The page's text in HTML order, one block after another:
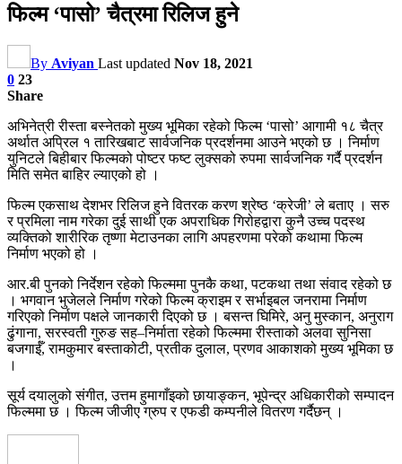
फिल्म ‘पासो’ चैत्रमा रिलिज हुने
By Aviyan Last updated Nov 18, 2021
0 23
Share
अभिनेत्री रीस्ता बस्नेतको मुख्य भूमिका रहेको फिल्म ‘पासो’ आगामी १८ चैत्र
अर्थात अप्रिल १ तारिखबाट सार्वजनिक प्रदर्शनमा आउने भएको छ । निर्माण
युनिटले बिहीबार फिल्मको पोष्टर फष्ट लुक्सको रुपमा सार्वजनिक गर्दै प्रदर्शन
मिति समेत बाहिर ल्याएको हो ।
फिल्म एकसाथ देशभर रिलिज हुने वितरक करण श्रेष्ठ ‘क्रेजी’ ले बताए । सरु
र प्रमिला नाम गरेका दुई साथी एक अपराधिक गिरोहद्वारा कुनै उच्च पदस्थ
व्यक्तिको शारीरिक तृष्णा मेटाउनका लागि अपहरणमा परेको कथामा फिल्म
निर्माण भएको हो ।
आर.बी पुनको निर्देशन रहेको फिल्ममा पुनकै कथा, पटकथा तथा संवाद रहेको छ
। भगवान भुजेलले निर्माण गरेको फिल्म क्राइम र सर्भाइबल जनरामा निर्माण
गरिएको निर्माण पक्षले जानकारी दिएको छ । बसन्त घिमिरे, अनु मुस्कान, अनुराग
ढुंगाना, सरस्वती गुरुङ सह–निर्माता रहेको फिल्ममा रीस्ताको अलवा सुनिसा
बजगाईँ, रामकुमार बस्ताकोटी, प्रतीक दुलाल, प्रणव आकाशको मुख्य भूमिका छ
।
सूर्य दयालुको संगीत, उत्तम हुमागाँइको छायाङ्कन, भूपेन्द्र अधिकारीको सम्पादन
फिल्ममा छ । फिल्म जीजीए ग्रुप र एफडी कम्पनीले वितरण गर्दैछन् ।